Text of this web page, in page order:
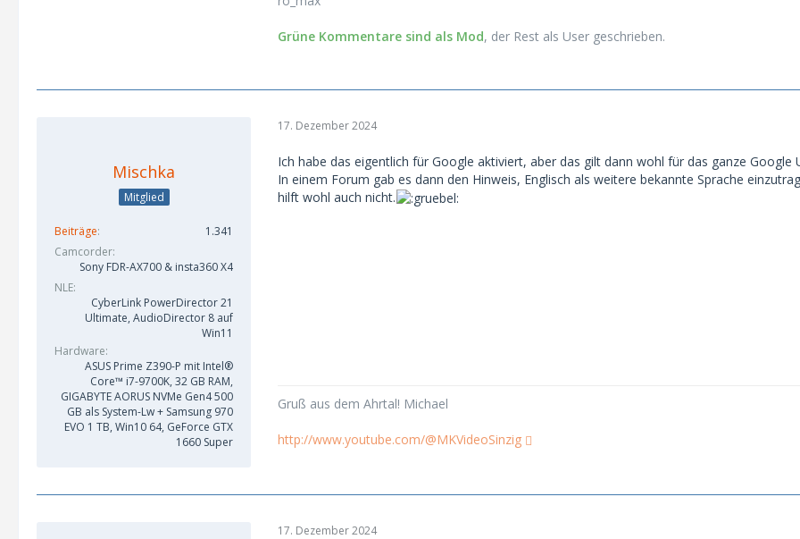
Grüne Kommentare sind als Mod, der Rest als User geschrieben.
Mischka
Mitglied
Beiträge
1.341
Camcorder
Sony FDR-AX700 & insta360 X4
NLE
CyberLink PowerDirector 21
Ultimate, AudioDirector 8 auf
Win11
Hardware
ASUS Prime Z390-P mit Intel®
Core™ i7-9700K, 32 GB RAM,
GIGABYTE AORUS NVMe Gen4 500
GB als System-Lw + Samsung 970
EVO 1 TB, Win10 64, GeForce GTX
1660 Super
17. Dezember 2024
Ich habe das eigentlich für Google aktiviert, aber das gilt dann wohl für das ganze Google
In einem Forum gab es dann den Hinweis, Englisch als weitere bekannte Sprache
hilft wohl auch nicht.
Gruß aus dem Ahrtal! Michael
http://www.youtube.com/@MKVideoSinzig
17. Dezember 2024